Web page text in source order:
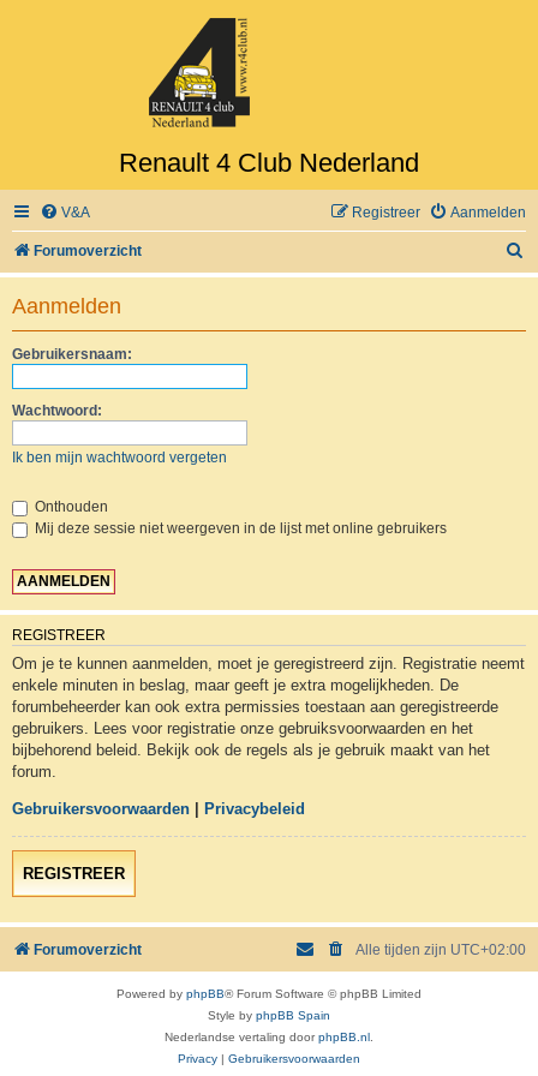
Renault 4 Club Nederland
V&A Aanmelden
Registreer
Forumoverzicht
o
Aanmelden
Gebruikersnaam:
Wachtwoord:
Ik ben mijn wachtwoord vergeten
Onthouden
Mij deze sessie niet weergeven in de lijst met online gebruikers
REGISTREER
Om je te kunnen aanmelden, moet je geregistreerd zijn. Registratie neemt
enkele minuten in beslag, maar geeft je extra mogelijkheden. De
forumbeheerder kan ook extra permissies toestaan aan geregistreerde
gebruikers. Lees voor registratie onze gebruiksvoorwaarden en het
bijbehorend beleid. Bekijk ook de regels als je gebruik maakt van het
forum.
Gebruikersvoorwaarden Privacybeleid
REGISTREER
Forumoverzicht Alle tijden zijn UTC+02:00
Powered by phpBB® Forum Software © phpBB Limited
Style by phpBB Spain
Nederlandse vertaling doorphpBB.nl .
Privacy
Gebruikersvoorwaarden